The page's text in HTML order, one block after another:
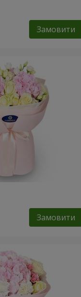
Замовити
Замовити